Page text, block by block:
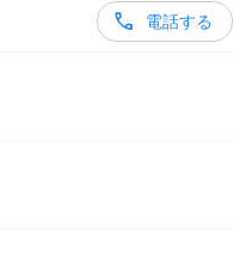
電話する